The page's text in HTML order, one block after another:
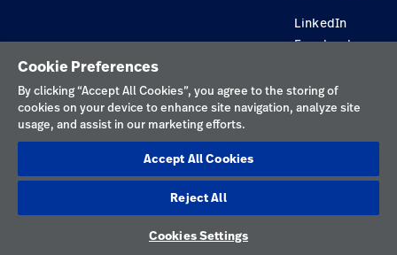
LinkedIn
Facebook
Política de privacidad
Términos de uso
Declaraciones responsables
Latin America
Cookie Preferences
By clicking “Accept All Cookies”, you agree to the storing of
cookies on your device to enhance site navigation, analyze site
usage, and assist in our marketing efforts.
Accept All Cookies
Reject All
Cookies Settings